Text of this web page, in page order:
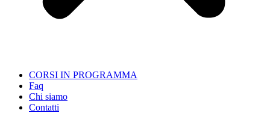
CORSI IN PROGRAMMA
Faq
Chi siamo
Contatti